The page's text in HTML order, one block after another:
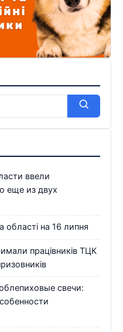
ввели
еще из двух
області на 16 липня
працівників ТЦК
свечи: